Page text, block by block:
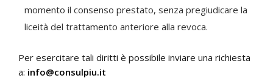
momento il consenso prestato, senza pregiudicare la
liceità del trattamento anteriore alla revoca.
Per esercitare tali diritti è possibile inviare una richiesta
a: info@consulpiu.it